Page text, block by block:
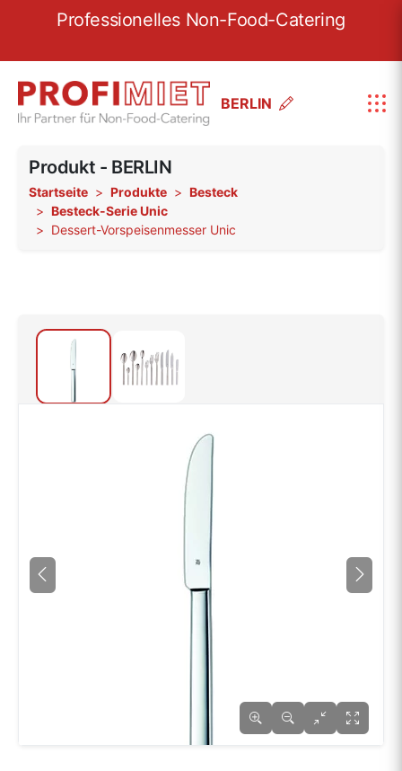
Professionelles Non-Food-Catering
BERLIN
Produkt - BERLIN
Startseite Produkte
Besteck
Besteck-Serie Unic
Dessert-Vorspeisenmesser Unic